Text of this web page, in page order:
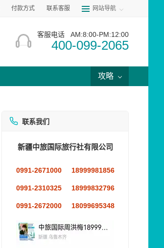
付款方式 联系客服 网站导航
客服电话 AM:8:00-PM:12:00
400-099-2065
攻略
联系我们
新疆中旅国际旅行社有限公司
0991-2671000 18999981856
0991-2310325 18999832796
0991-2672000 18099695348